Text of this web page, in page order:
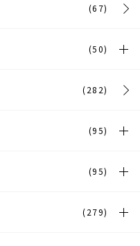
(67)
(50)
(282)
(95)
(95)
(279)